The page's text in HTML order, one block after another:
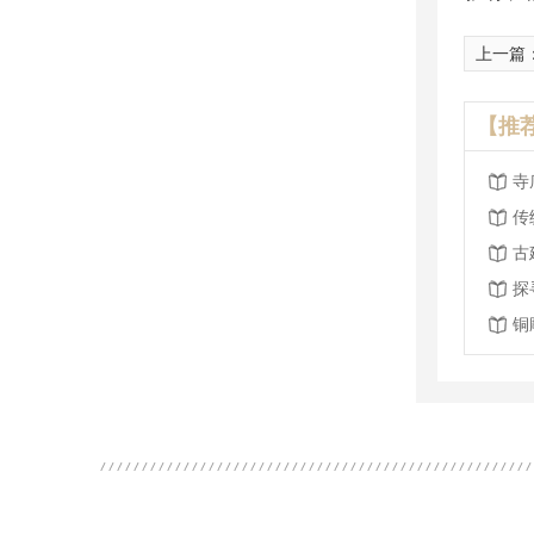
上一篇
【推
寺
传
古
探
铜